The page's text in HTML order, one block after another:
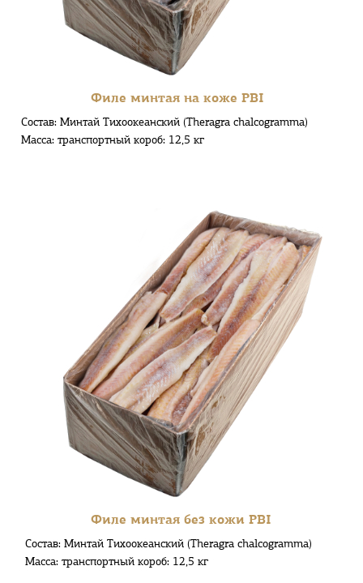
Филе минтая на коже PBI
Состав: Минтай Тихоокеанский (Theragra chalcogramma)
Масса: транспортный короб: 12,5 кг
Филе минтая без кожи PBI
Состав: Минтай Тихоокеанский (Theragra chalcogramma)
Масса: транспортный короб: 12,5 кг